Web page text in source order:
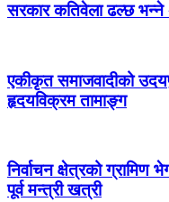
सरकार कतिवेला ढल्छ
एकीकृत समाजवादीको
हृदयविक्रम तामाङ्ग
निर्वाचन क्षेत्रको
पूर्व मन्त्री खत्री